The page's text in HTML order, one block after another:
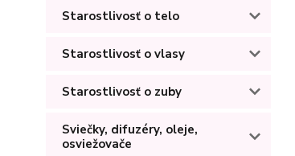
Starostlivosť o telo
Starostlivosť o vlasy
Starostlivosť o zuby
Sviečky, difuzéry, oleje,
osviežovače